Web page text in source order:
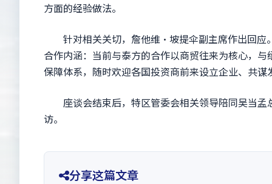
方面的经验做法。
针对相关关切，詹他维·坡提伞副主席作出回应
合作内涵：当前与泰方的合作以商贸往来为核心，
保障体系，随时欢迎各国投资商前来设立企业、共谋
座谈会结束后，特区管委会相关领导陪同吴当孟
访。
分享这篇文章